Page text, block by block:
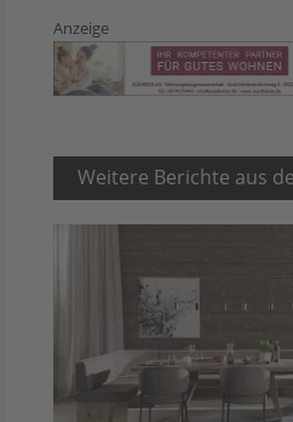
Anzeige
Weitere Berichte aus